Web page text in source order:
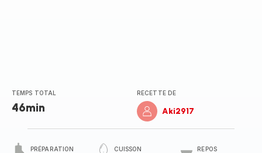
TEMPS TOTAL
46min
RECETTE DE
Aki2917
PRÉPARATION CUISSON REPOS